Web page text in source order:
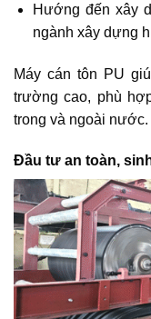
Hướng đến xây
ngành xây dựng
Máy cán tôn PU
trường cao, phù
trong và ngoài nước.
Đầu tư an toàn,